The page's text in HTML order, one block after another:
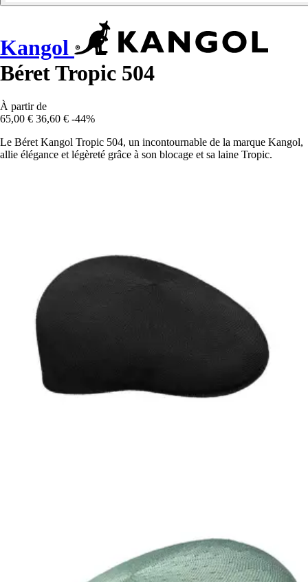
Kangol
Béret Tropic 504
À partir de
65,00 € 36,60 € -44%
Le Béret Kangol Tropic 504, un incontournable de la marque Kangol,
allie élégance et légèreté grâce à son blocage et sa laine Tropic.